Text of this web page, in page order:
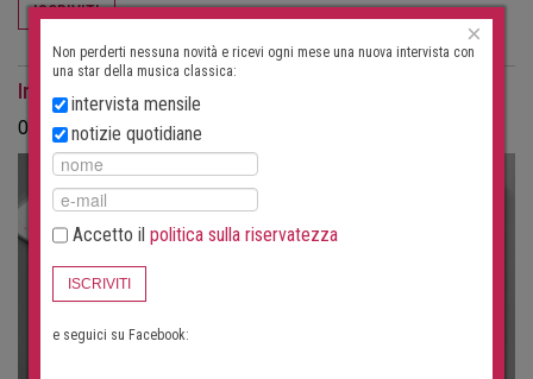
ISCRIVITI
Interviste come rivista
Ordina le interviste in formato cartaceo come rivista.
×
Non perderti nessuna novità e ricevi ogni mese una nuova intervista con
una star della musica classica:
intervista mensile
notizie quotidiane
Accetto il politica sulla riservatezza
ISCRIVITI
e seguici su Facebook: